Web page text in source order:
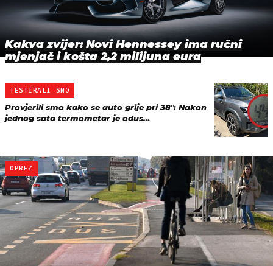
Kakva zvijer: Novi Hennessey ima ručni
mjenjač i košta 2,2 milijuna eura
TESTIRALI SMO
Provjerili smo kako se auto grije pri 38°: Nakon
jednog sata termometar je odus…
OPREZ